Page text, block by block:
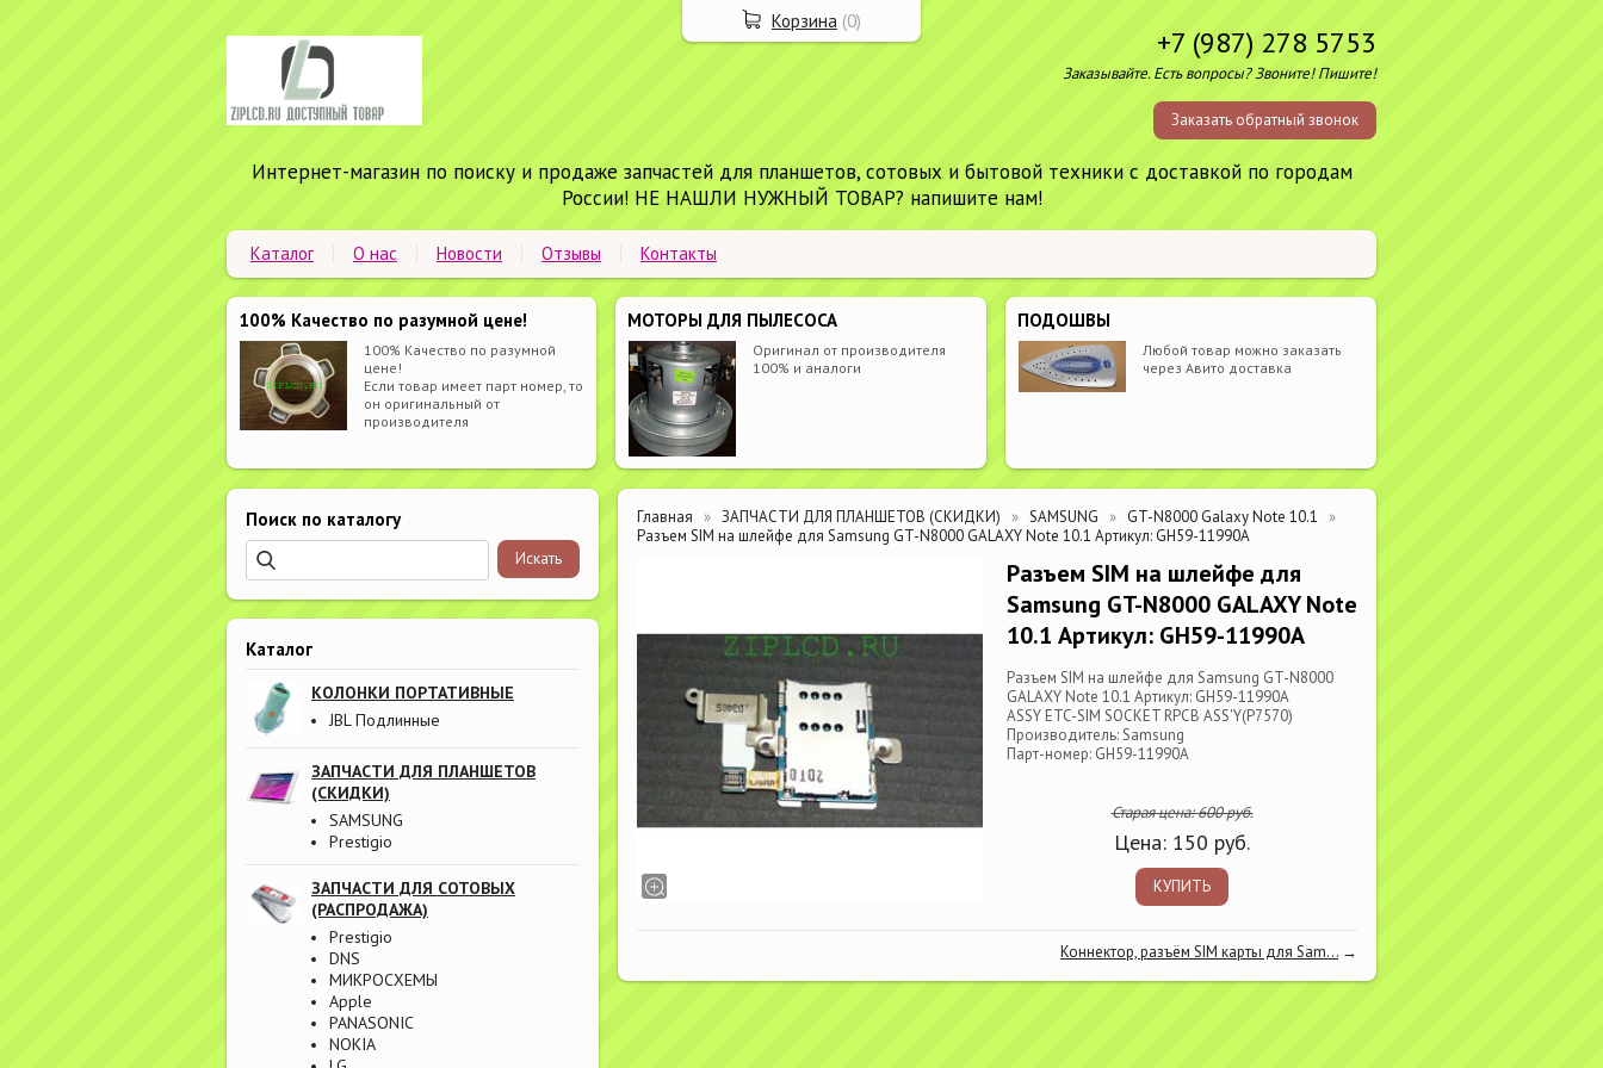
+7 (987) 278 5753
Заказывайте. Есть вопросы? Звоните! Пишите!
Заказать обратный звонок
Интернет-магазин по поиску и продаже запчастей для планшетов, сотовых и бытовой техники с доставкой по городам
России! НЕ НАШЛИ НУЖНЫЙ ТОВАР? напишите нам!
Каталог О нас Новости Отзывы Контакты
100% Качество по разумной цене!
100% Качество по разумной
цене!
Если товар имеет парт номер, то
он оригинальный от
производителя
МОТОРЫ ДЛЯ ПЫЛЕСОСА
Оригинал от производителя
100% и аналоги
ПОДОШВЫ
Любой товар можно заказать
через Авито доставка
Поиск по каталогу
Каталог
КОЛОНКИ ПОРТАТИВНЫЕ
JBL Подлинные
ЗАПЧАСТИ ДЛЯ ПЛАНШЕТОВ
(СКИДКИ)
SAMSUNG
Prestigio
ЗАПЧАСТИ ДЛЯ СОТОВЫХ
(РАСПРОДАЖА)
Prestigio
DNS
МИКРОСХЕМЫ
Apple
PANASONIC
NOKIA
Главная ЗАПЧАСТИ ДЛЯ ПЛАНШЕТОВ (СКИДКИ) SAMSUNG
GT-N8000 Galaxy Note 10.1
Разъем SIM на шлейфе для Samsung GT-N8000 GALAXY Note 10.1 Артикул: GH59-11990A
Разъем SIM на шлейфе для
Samsung GT-N8000 GALAXY Note
10.1 Артикул: GH59-11990A
Разъем SIM на шлейфе для Samsung GT-N8000
GALAXY Note 10.1 Артикул: GH59-11990A
ASSY ETC-SIM SOCKET RPCB ASS'Y(P7570)
Производитель: Samsung
Парт-номер: GH59-11990A
Старая цена:600руб.
Цена: 150 руб.
КУПИТЬ
Коннектор, разъём SIM карты для Sam... →
Корзина (0)